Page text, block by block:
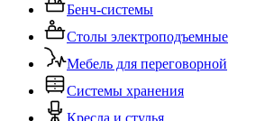
Бенч-системы
Столы электроподъемные
Мебель для переговорной
Системы хранения
Кресла и стулья